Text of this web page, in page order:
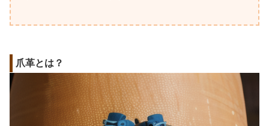
爪革とは？